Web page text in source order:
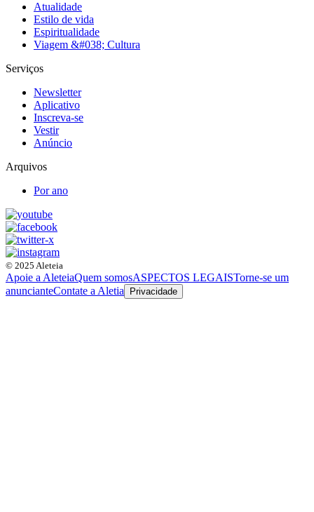
Atualidade
Estilo de vida
Espiritualidade
Viagem &#038; Cultura
Serviços
Newsletter
Aplicativo
Inscreva-se
Vestir
Anúncio
Arquivos
Por ano
© 2025 Aleteia
Apoie a AleteiaQuem somosASPECTOS LEGAISTorne-se um
anuncianteContate a Aletia Privacidade